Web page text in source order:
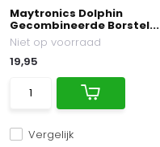
Maytronics Dolphin
Gecombineerde Borstel...
Vergelijk
Niet op voorraad
19,95